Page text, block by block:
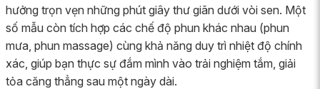
hưởng trọn vẹn những phút giây thư giãn dưới vòi sen. Một
số mẫu còn tích hợp các chế độ phun khác nhau (phun
mưa, phun massage) cùng khả năng duy trì nhiệt độ chính
xác, giúp bạn thực sự đắm mình vào trải nghiệm tắm, giải
tỏa căng thẳng sau một ngày dài.